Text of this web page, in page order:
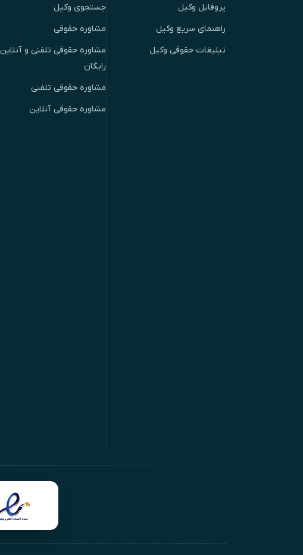
پروفایل وکیل
راهنمای سریع وکیل
تبلیغات حقوقی وکیل
جستجوی وکیل
مشاوره حقوقی
مشاوره حقوقی تلفنی و آنلاین
رایگان
مشاوره حقوقی تلفنی
مشاوره حقوقی آنلاین